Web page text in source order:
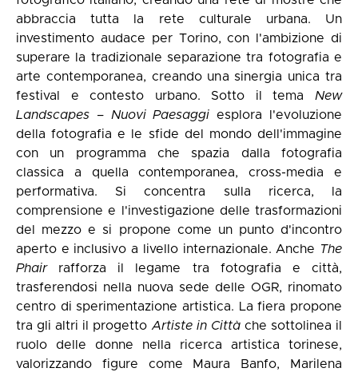
abbraccia tutta la rete culturale urbana. Un
investimento audace per Torino, con l'ambizione di
superare la tradizionale separazione tra fotografia e
arte contemporanea, creando una sinergia unica tra
festival e contesto urbano. Sotto il tema New
Landscapes – Nuovi Paesaggi esplora l'evoluzione
della fotografia e le sfide del mondo dell'immagine
con un programma che spazia dalla fotografia
classica a quella contemporanea, cross-media e
performativa. Si concentra sulla ricerca, la
comprensione e l'investigazione delle trasformazioni
del mezzo e si propone come un punto d'incontro
aperto e inclusivo a livello internazionale. Anche The
Phairrafforza il legame tra fotografia e città,
trasferendosi nella nuova sede delle OGR, rinomato
centro di sperimentazione artistica. La fiera propone
tra gli altri il progettoArtiste in Cittàche sottolinea il
ruolo delle donne nella ricerca artistica torinese,
valorizzando figure come Maura Banfo, Marilena